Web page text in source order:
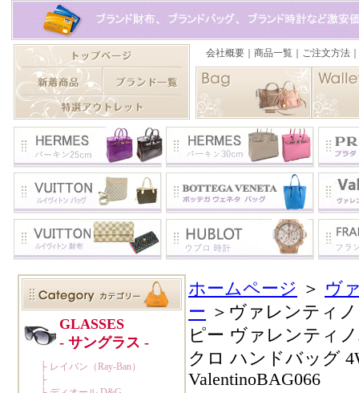
ホームページ ＞ ヴ
ー ＞ヴァレンティ
ピー ヴァレンティ
クロ ハンドバッグ
ValentinoBAG066